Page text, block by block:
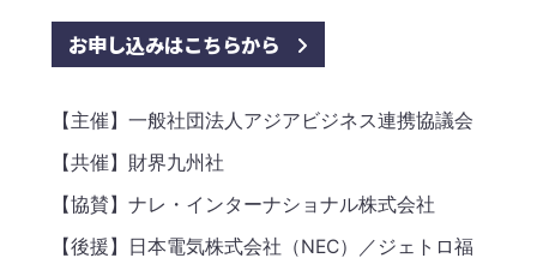
お申し込みはこちらから
【主催】一般社団法人アジアビジネス連携協議会
【共催】財界九州社
【協賛】ナレ・インターナショナル株式会社
【後援】日本電気株式会社（NEC）／ジェトロ福